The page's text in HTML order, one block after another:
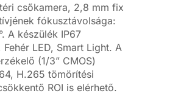
csőkamera, 2,8 mm fix
fókusztávolsága:
A készülék IP67
LED, Smart Light. A
(1/3” CMOS)
H.265 tömörítési
ROI is elérhető.